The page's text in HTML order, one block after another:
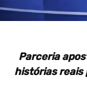
Parceria
histórias reais